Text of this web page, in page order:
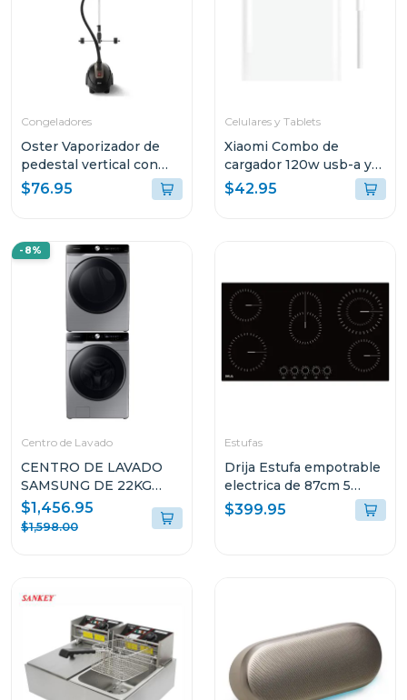
Congeladores
Oster Vaporizador de
pedestal vertical con
gancho de pantalon
$76.95
Celulares y Tablets
Xiaomi Combo de
cargador 120w usb-a y
cable de carga usb-c
mdy13
$42.95
-8%
Centro de Lavado
CENTRO DE LAVADO
SAMSUNG DE 22KG
COLOR ACERO
ELÉCTRICO
$1,456.95
$1,598.00
Estufas
Drija Estufa empotrable
electrica de 87cm 5
quemadores bari
$399.95